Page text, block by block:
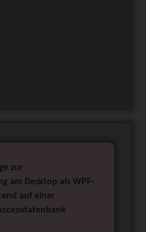
zur
am Desktop als WPF-
auf einer